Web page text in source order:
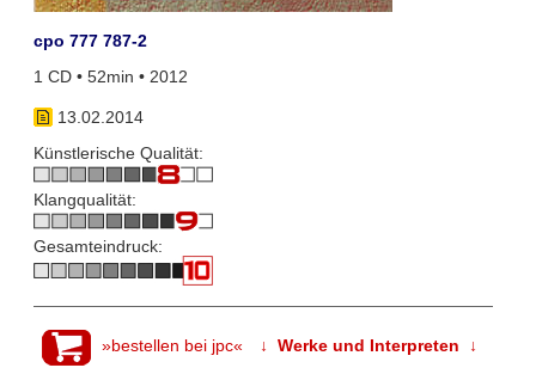
cpo 777 787-2
1 CD • 52min • 2012
13.02.2014
Künstlerische Qualität:
Klangqualität:
Gesamteindruck:
»bestellen bei jpc« ↓ Werke und Interpreten ↓